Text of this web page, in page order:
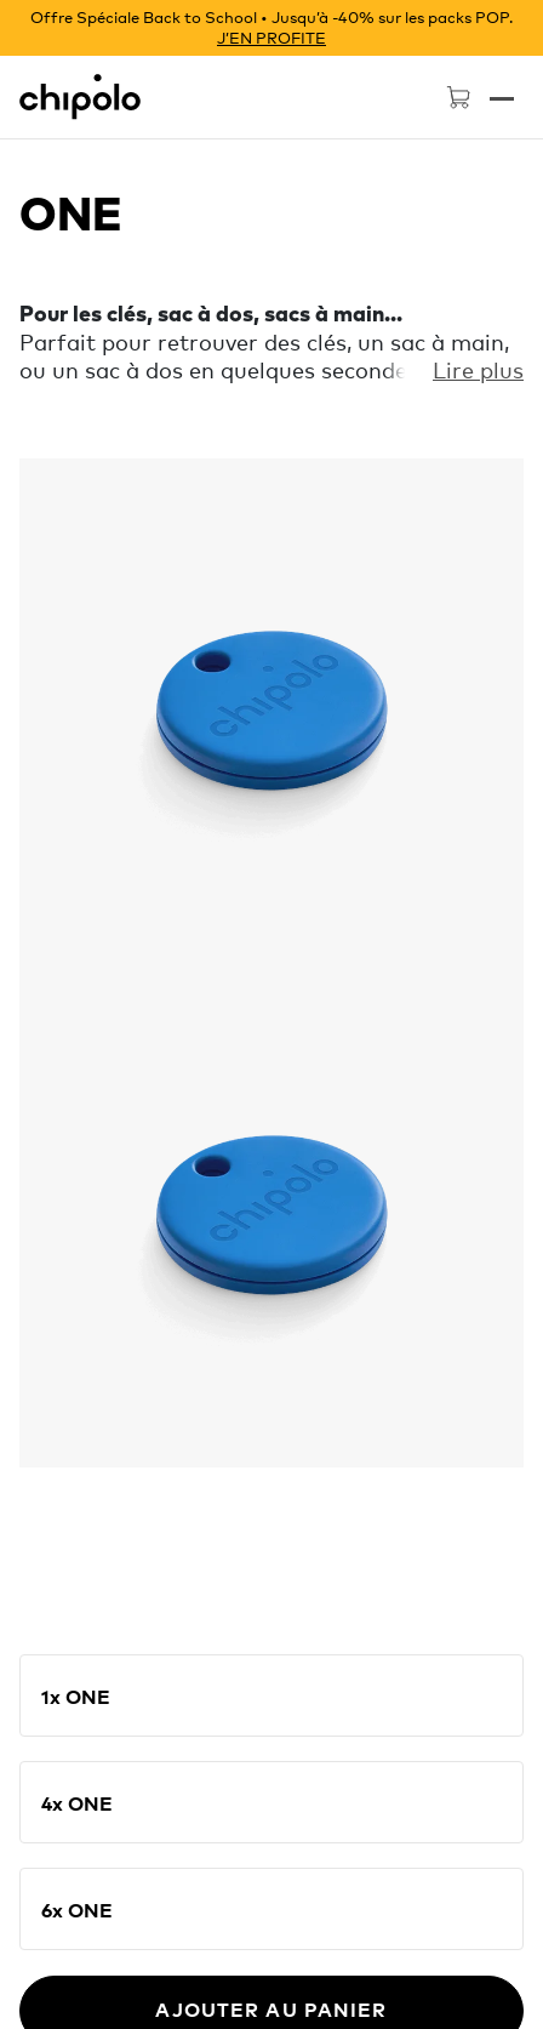
Offre Spéciale Back to School • Jusqu’à -40% sur les packs POP.
J’EN PROFITE
Chipolo - Home page
ONE
Pour les clés, sac à dos, sacs à main...
Parfait pour retrouver des clés, un sac à main,
ou un sac à dos en quelques secondes. Utilise
Lire plus
1x ONE
4x ONE
6x ONE
AJOUTER AU PANIER